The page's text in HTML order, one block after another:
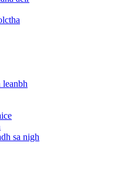
sa nigh